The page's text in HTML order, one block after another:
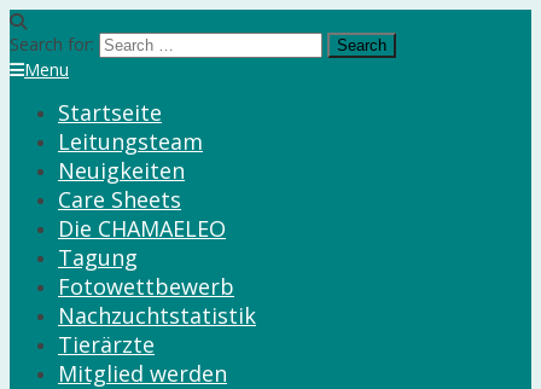
Search for:
Menu
Startseite
Leitungsteam
Neuigkeiten
Care Sheets
Die CHAMAELEO
Tagung
Fotowettbewerb
Nachzuchtstatistik
Tierärzte
Mitglied werden